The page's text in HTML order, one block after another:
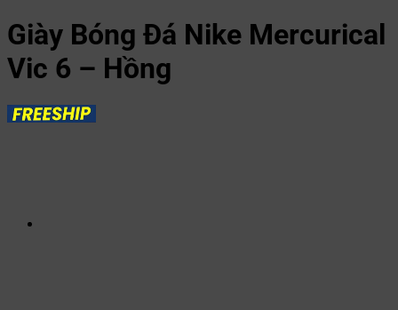
Giày Bóng Đá Nike Mercurical
Vic 6 – Hồng